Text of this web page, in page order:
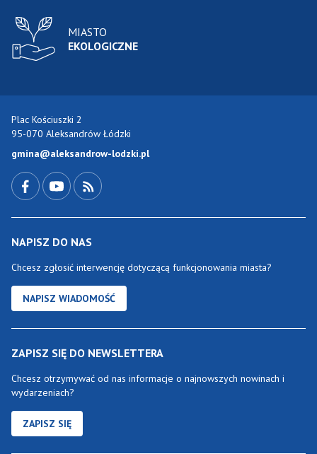
MIASTO
EKOLOGICZNE
Plac Kościuszki 2
95-070 Aleksandrów Łódzki
gmina@aleksandrow-lodzki.pl
NAPISZ DO NAS
Chcesz zgłosić interwencję dotyczącą funkcjonowania miasta?
NAPISZ WIADOMOŚĆ
ZAPISZ SIĘ DO NEWSLETTERA
Chcesz otrzymywać od nas informacje o najnowszych nowinach i
wydarzeniach?
ZAPISZ SIĘ